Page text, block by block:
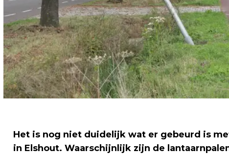
Het is nog niet duidelijk wat er gebeurd is
in Elshout. Waarschijnlijk zijn de